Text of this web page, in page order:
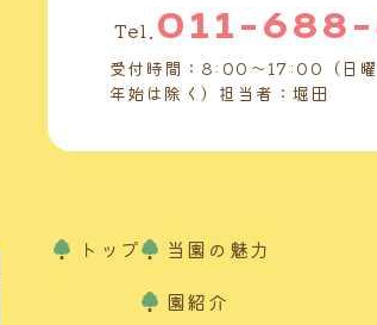
Tel. 011-688-
受付時間：8:00～17:00（日曜
年始は除く）担当者：堀田
トップ
当園の魅力
園紹介